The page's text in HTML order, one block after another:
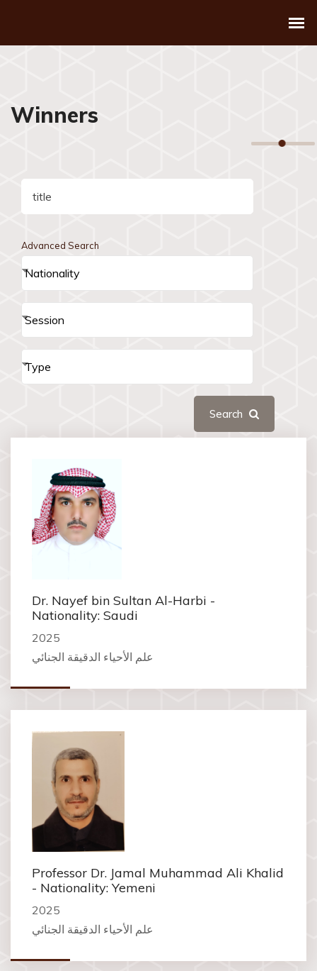
Winners
Advanced Search
Search
Dr. Nayef bin Sultan Al-Harbi -
Nationality: Saudi
2025
علم الأحياء الدقيقة الجنائي
Professor Dr. Jamal Muhammad Ali Khalid
- Nationality: Yemeni
2025
علم الأحياء الدقيقة الجنائي